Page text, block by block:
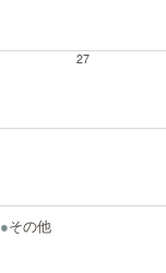
27
●その他